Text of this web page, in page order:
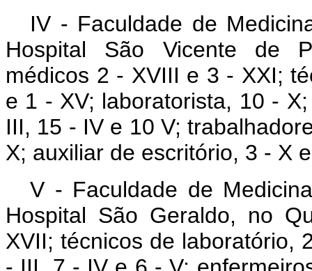
IV - Faculdade de
Hospital São Vicente de
médicos 2 - XVIII e 3 - XXI;
e 1 - XV; laboratorista, 10 -
III, 15 - IV e 10 V;
X; auxiliar de escritório, 3 - X
V - Faculdade de
Hospital São Geraldo, no
XVII; técnicos de laboratório,